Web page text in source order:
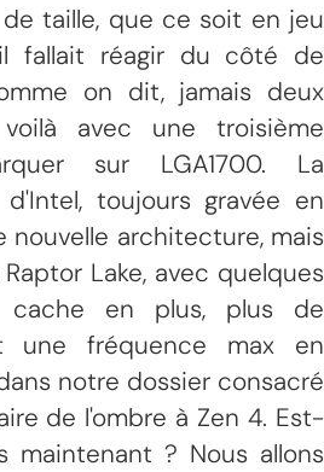
taille, que ce soit en jeu
fallait réagir du côté de
on dit, jamais deux
avec une troisième
sur LGA1700. La
toujours gravée en
nouvelle architecture, mais
Lake, avec quelques
cache en plus, plus de
une fréquence max en
notre dossier consacré
de l'ombre à Zen 4. Est-
maintenant ? Nous allons